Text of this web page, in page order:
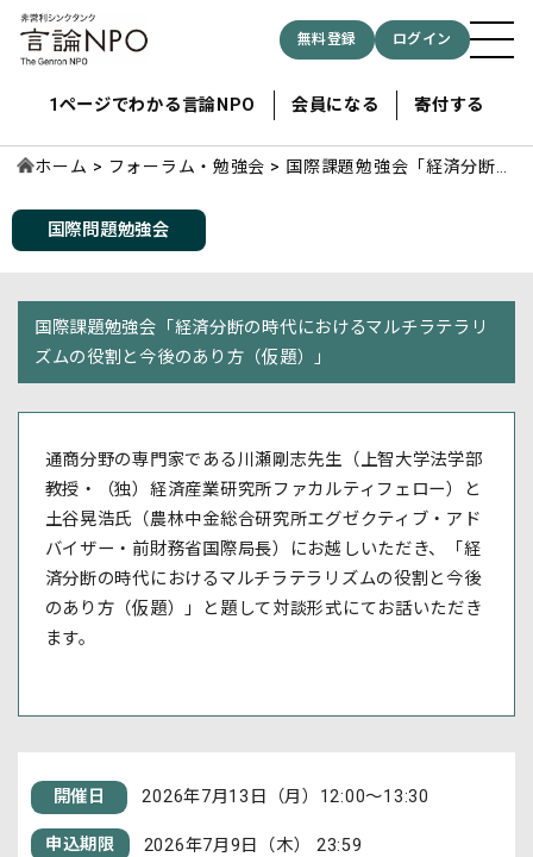
無料登録 ログイン
1ページでわかる言論NPO 会員になる 寄付する
検索
ホーム フォーラム・勉強会
国際課題勉強会「経済分断の
国際問題勉強会
国際課題勉強会「経済分断の時代におけるマルチラテラリ
ズムの役割と今後のあり方（仮題）」
通商分野の専門家である川瀬剛志先生（上智大学法学部
教授・（独）経済産業研究所ファカルティフェロー）と
土谷晃浩氏（農林中金総合研究所エグゼクティブ・アド
バイザー・前財務省国際局長）にお越しいただき、「経
済分断の時代におけるマルチラテラリズムの役割と今後
のあり方（仮題）」と題して対談形式にてお話いただき
ます。
開催日 2026年7月13日（月）12:00～13:30
申込期限 2026年7月9日（木） 23:59